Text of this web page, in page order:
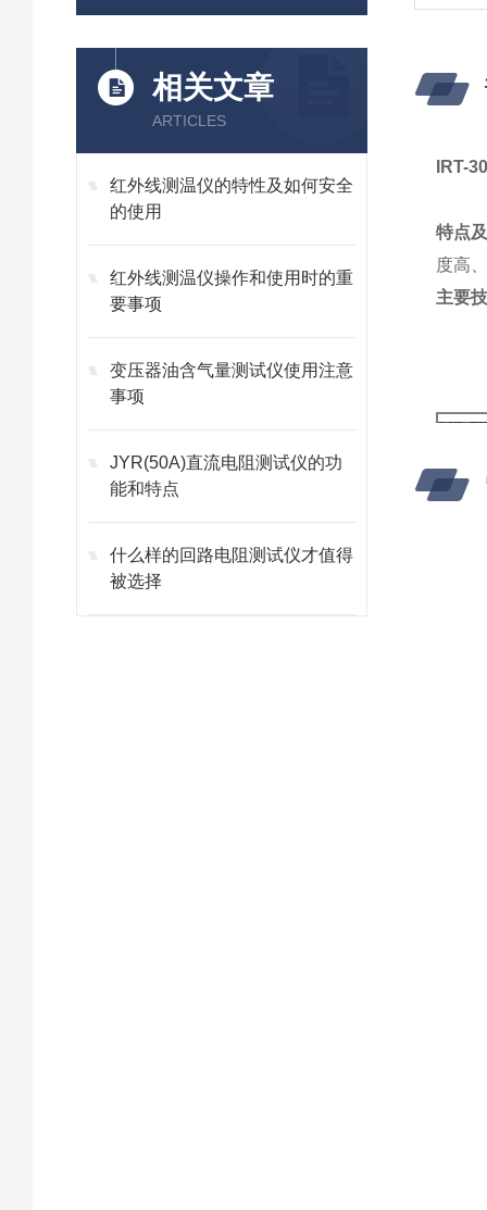
相关文章
ARTICLES
红外线测温仪的特性及如何安全
的使用
红外线测温仪操作和使用时的重
要事项
变压器油含气量测试仪使用注意
事项
JYR(50A)直流电阻测试仪的功
能和特点
什么样的回路电阻测试仪才值得
被选择
IRT-
特点
度高
主要
光谱